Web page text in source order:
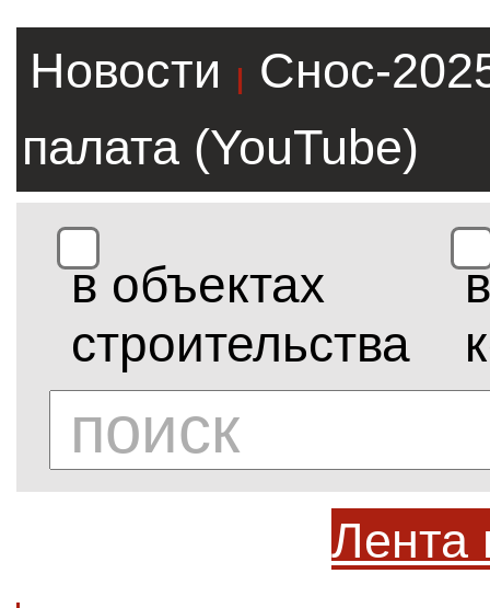
Новости |
Снос-
палата (YouTube)
в объектах
строительства
в
Лента